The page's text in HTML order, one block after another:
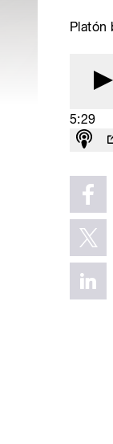
Platón
5:29